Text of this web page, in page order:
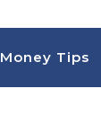
Money Tips